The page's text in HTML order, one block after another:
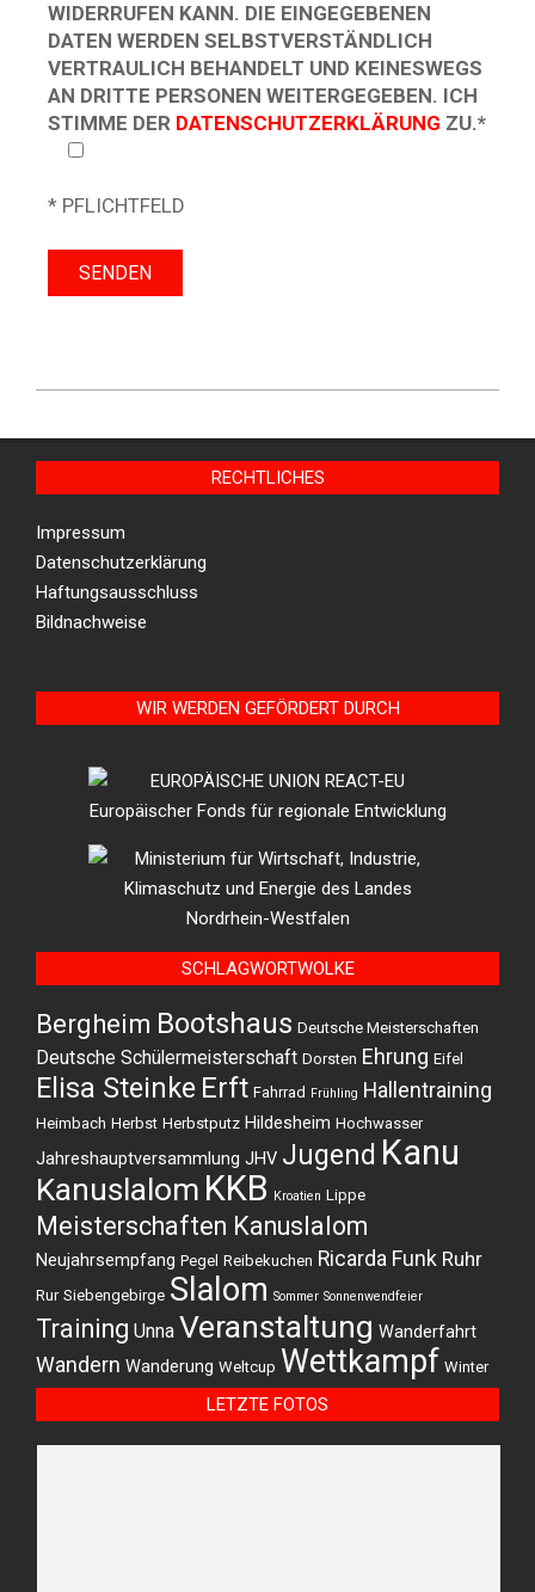
IDERRUFEN KANN. DIE EINGEGEBENEN D
ATEN WERDEN SELBSTVERSTÄNDLICH V
ERTRAULICH BEHANDELT UND KEINESWEGS A
N DRITTE PERSONEN WEITERGEGEBEN. ICH S
TIMME DER DATENSCHUTZERKLÄRUNG ZU.*
* PFLICHTFELD
RECHTLICHES
Impressum
Datenschutzerklärung
Haftungsausschluss
Bildnachweise
WIR WERDEN GEFÖRDERT DURCH
SCHLAGWORTWOLKE
Bergheim Bootshaus Deutsche Meisterschaften
Deutsche Schülermeisterschaft Dorsten Ehrung Eifel
Elisa Steinke Erft Fahrrad Frühling Hallentraining
Heimbach Herbst Herbstputz Hildesheim Hochwasser
Jahreshauptversammlung JHV Jugend Kanu
Kanuslalom KKB Kroatien Lippe
Meisterschaften Kanuslalom
Neujahrsempfang Pegel Reibekuchen Ricarda Funk Ruhr
Rur Siebengebirge Slalom Sommer Sonnenwendfeier
Training Unna Veranstaltung Wanderfahrt
Wandern Wanderung Weltcup Wettkampf Winter
LETZTE FOTOS